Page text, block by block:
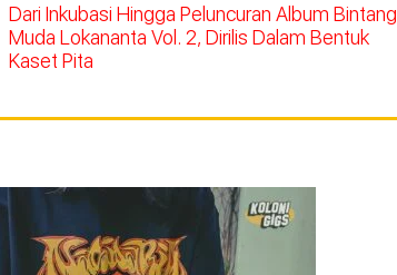
Dari Inkubasi Hingga Peluncuran Album Bintang
Muda Lokananta Vol. 2, Dirilis Dalam Bentuk
Kaset Pita